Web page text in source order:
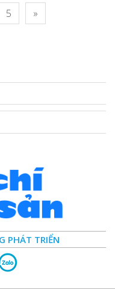
5 »
PHÁT TRIỂN